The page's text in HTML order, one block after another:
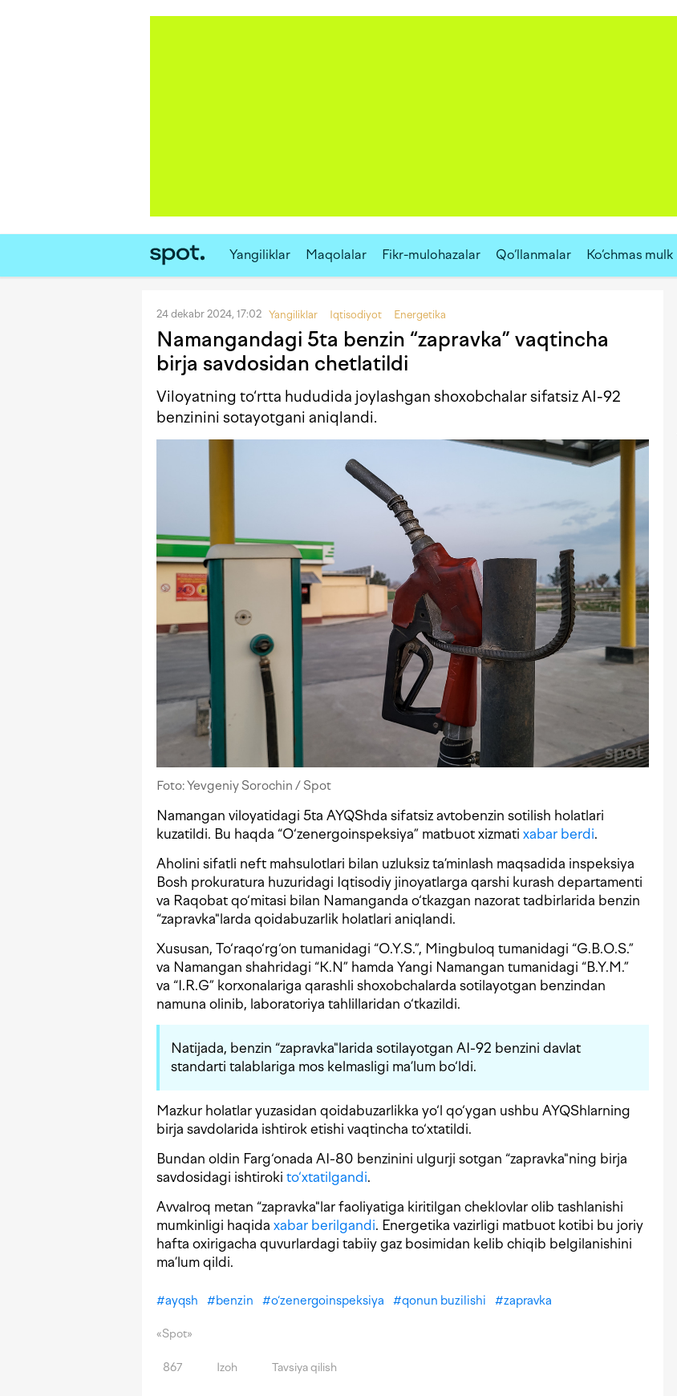
Yangiliklar Maqolalar Fikr-mulohazalar Qo‘llanmalar Ko‘chmas mulk
24 dekabr 2024, 17:02 Yangiliklar Iqtisodiyot Energetika
Namangandagi 5ta benzin “zapravka” vaqtincha
birja savdosidan chetlatildi
Viloyatning to‘rtta hududida joylashgan shoxobchalar sifatsiz AI-92
benzinini sotayotgani aniqlandi.
Foto: Yevgeniy Sorochin / Spot
Namangan viloyatidagi 5ta AYQShda sifatsiz avtobenzin sotilish holatlari
kuzatildi. Bu haqda “O‘zenergoinspeksiya” matbuot xizmati xabar berdi.
Aholini sifatli neft mahsulotlari bilan uzluksiz ta’minlash maqsadida inspeksiya
Bosh prokuratura huzuridagi Iqtisodiy jinoyatlarga qarshi kurash departamenti
va Raqobat qo‘mitasi bilan Namanganda o‘tkazgan nazorat tadbirlarida benzin
“zapravka"larda qoidabuzarlik holatlari aniqlandi.
Xususan, To‘raqo‘rg‘on tumanidagi “O.Y.S.”, Mingbuloq tumanidagi “G.B.O.S.”
va Namangan shahridagi “K.N” hamda Yangi Namangan tumanidagi “B.Y.M.”
va “I.R.G” korxonalariga qarashli shoxobchalarda sotilayotgan benzindan
namuna olinib, laboratoriya tahlillaridan o‘tkazildi.
Natijada, benzin “zapravka"larida sotilayotgan AI-92 benzini davlat
standarti talablariga mos kelmasligi ma’lum bo‘ldi.
Mazkur holatlar yuzasidan qoidabuzarlikka yo‘l qo‘ygan ushbu AYQShlarning
birja savdolarida ishtirok etishi vaqtincha to‘xtatildi.
Bundan oldin Farg‘onada AI-80 benzinini ulgurji sotgan “zapravka"ning birja
savdosidagi ishtiroki to‘xtatilgandi.
Avvalroq metan “zapravka"lar faoliyatiga kiritilgan cheklovlar olib tashlanishi
mumkinligi haqida xabar berilgandi. Energetika vazirligi matbuot kotibi bu joriy
hafta oxirigacha quvurlardagi tabiiy gaz bosimidan kelib chiqib belgilanishini
ma’lum qildi.
#ayqsh #benzin #o‘zenergoinspeksiya #qonun buzilishi #zapravka
«Spot»
867 Izoh Tavsiya qilish